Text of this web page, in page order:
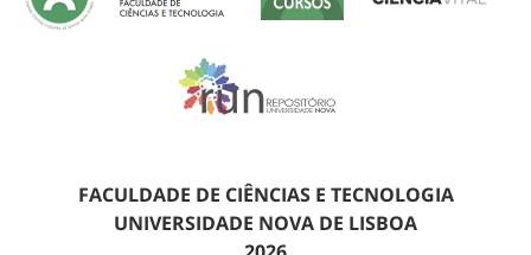
FACULDADE DE CIÊNCIAS E TECNOLOGIA
UNIVERSIDADE NOVA DE LISBOA